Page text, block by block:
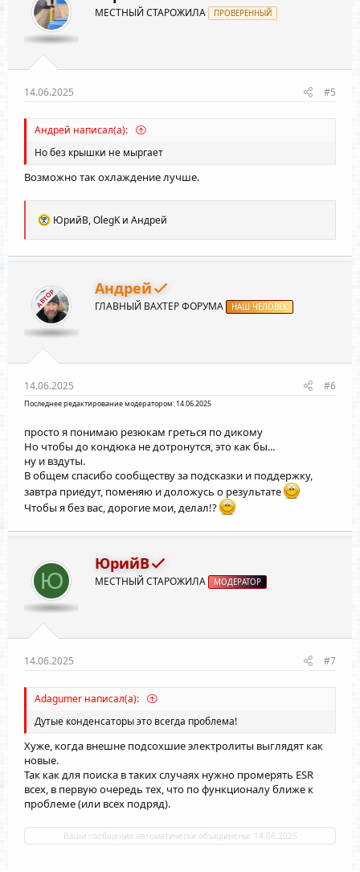
:
МЕСТНЫЙ СТАРОЖИЛА ПРОВЕРЕННЫЙ
14.06.2025 #5
Андрей написал(а):
Но без крышки не мыргает
Возможно так охлаждение лучше.
Р
а
к
и
и
:
ЮрийВ,OlegKи Андрей
АВТОР Андрей
ГЛАВНЫЙ ВАХТЕР ФОРУМА НАШ ЧЕЛОВЕК
14.06.2025 #6
Последнее редактирование модератором: 14.06.2025
просто я понимаю резюкам греться по дикому
Но чтобы до кондюка не дотронутся, это как бы...
ну и вздуты.
В общем спасибо сообществу за подсказки и поддержку,
завтра приедут, поменяю и доложусь о результате
Чтобы я без вас, дорогие мои, делал!?
Ю
ЮрийВ
МЕСТНЫЙ СТАРОЖИЛА МОДЕРАТОР
14.06.2025 #7
Adagumer написал(а):
Дутые конденсаторы это всегда проблема!
Хуже, когда внешне подсохшие электролиты выглядят как
новые.
Так как для поиска в таких случаях нужно промерять ESR
всех, в первую очередь тех, что по функционалу ближе к
проблеме (или всех подряд).
Ваши сообщения автоматически объединены: 14.06.2025